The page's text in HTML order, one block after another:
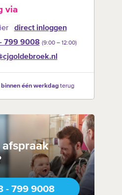
via
direct inloggen
799 9008 (9:00 –‍ 12:00)
binnen één werkdagterug
afspraak
- 799 9008